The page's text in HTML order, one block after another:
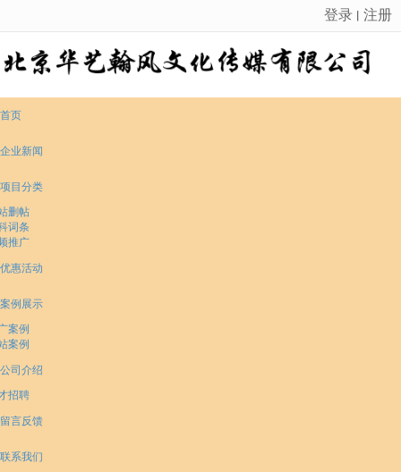
很遗憾，因您的浏览器版本过低导致无法获得最佳浏览体验，推荐下载安装谷歌浏览器！
登录 注册
首页
企业新闻
项目分类
删帖
词条
推广
优惠活动
案例展示
案例
案例
公司介绍
招聘
留言反馈
联系我们